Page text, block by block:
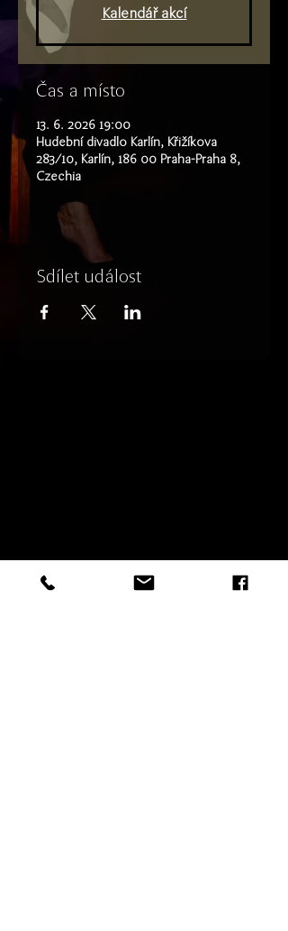
Kalendář akcí
Čas a místo
13. 6. 2026 19:00
Hudební divadlo Karlín, Křižíkova
283/10, Karlín, 186 00 Praha-Praha 8,
Czechia
Sdílet událost